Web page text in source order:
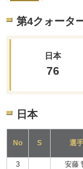
第4クォー
日本
76
日本
No S 選
3
安藤